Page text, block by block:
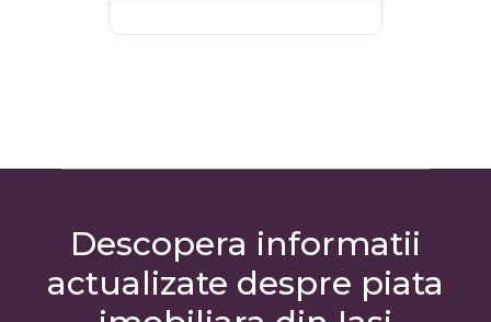
Descopera informatii
actualizate despre piata